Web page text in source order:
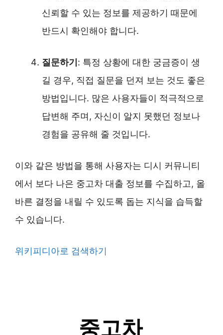
신뢰할 수 있는 정보를 제공하기 때문에
반드시 확인해야 합니다.
질문하기 : 특정 상황에 대한 궁금증이 생
길 경우, 직접 질문을 던져 보는 것도 좋은
방법입니다. 많은 사용자들이 적극적으로
답변해 주며, 자신이 알지 못했던 정보나
경험을 공유해 줄 것입니다.
이와 같은 방법을 통해 사용자는 디시 커뮤니티
에서 보다 나은 중고차 대출 정보를 수집하고, 올
바른 결정을 내릴 수 있도록 돕는 지식을 습득할
수 있습니다.
위키피디아로 검색하기